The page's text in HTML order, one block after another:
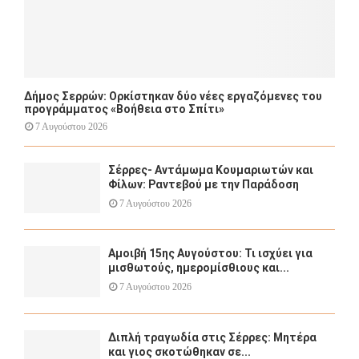
Δήμος Σερρών: Ορκίστηκαν δύο νέες εργαζόμενες του
προγράμματος «Βοήθεια στο Σπίτι»
7 Αυγούστου 2026
Σέρρες- Αντάμωμα Κουμαριωτών και
Φίλων: Ραντεβού με την Παράδοση
7 Αυγούστου 2026
Αμοιβή 15ης Αυγούστου: Τι ισχύει για
μισθωτούς, ημερομίσθιους και...
7 Αυγούστου 2026
Διπλή τραγωδία στις Σέρρες: Μητέρα
και γιος σκοτώθηκαν σε...